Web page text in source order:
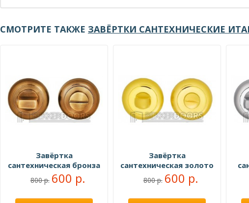
СМОТРИТЕ ТАКЖЕ ЗАВЁРТКИ САНТЕХНИЧЕСКИЕ
Завёртка
сантехническая бронза
800 р. 600 р.
Завёртка
сантехническая золото
800 р. 600 р.